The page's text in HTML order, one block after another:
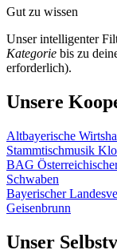
Gut zu wissen
Unser intelligenter
Kategorie bis zu
erforderlich).
Unsere
Altbayerische
Stammtischmusik
BAG
Schwaben
Bayerischer
Geisenbrunn
Unser